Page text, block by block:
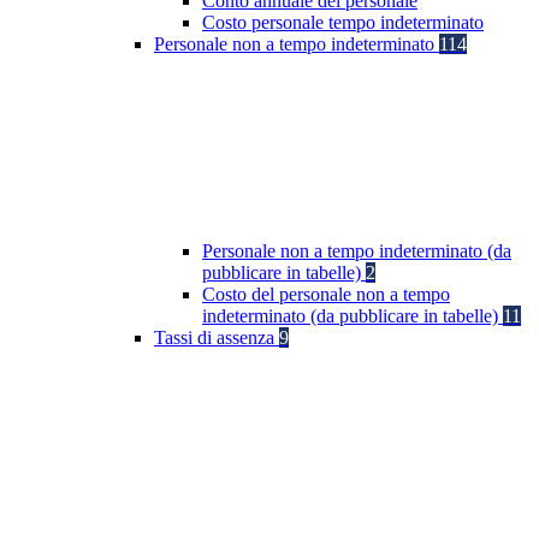
Costo personale tempo indeterminato
Personale non a tempo indeterminato 114
Personale non a tempo indeterminato (da
pubblicare in tabelle) 2
Costo del personale non a tempo
indeterminato (da pubblicare in tabelle) 11
Tassi di assenza 9